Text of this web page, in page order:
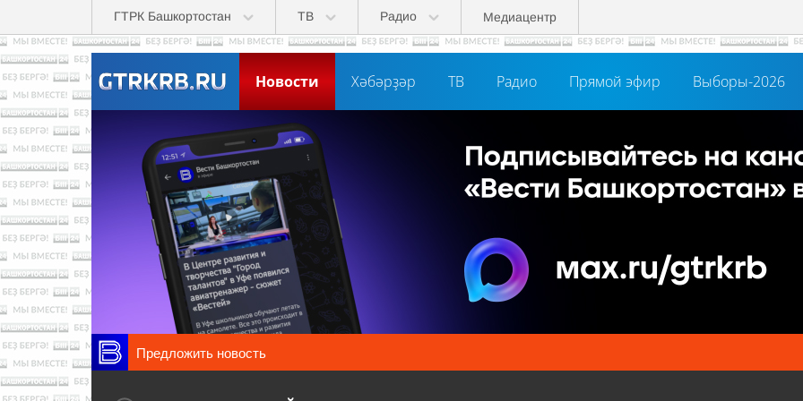
Перейти к основному содержанию
ГТРК Башкортостан ТВ Радио Медиацентр
Новости Хәбәрҙәр ТВ Радио Прямой эфир Выборы-2026
Предложить новость